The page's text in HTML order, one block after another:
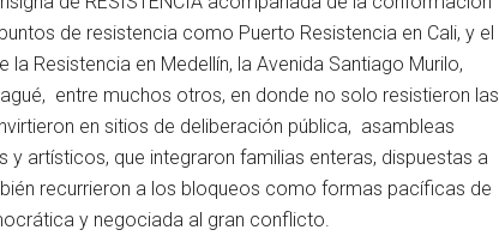
de resistencia como Puerto Resistencia en Cali, y el
Resistencia en Medellín, la Avenida Santiago Murilo,
entre muchos otros, en donde no solo resistieron las
en sitios de deliberación pública, asambleas
artísticos, que integraron familias enteras, dispuestas a
recurrieron a los bloqueos como formas pacíficas de
y negociada al gran conflicto.